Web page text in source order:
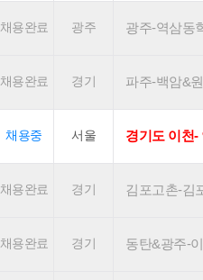
채용완료 광주 광주-역삼동
채용완료 경기 파주-백암&
채용중 서울 경기도 이천-
채용완료 경기 김포고촌-김
채용완료 경기 동탄&광주-